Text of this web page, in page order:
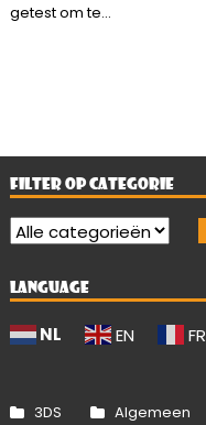
getest om te...
FILTER OP CATEGORIE
LANGUAGE
NL EN FR
3DS Algemeen